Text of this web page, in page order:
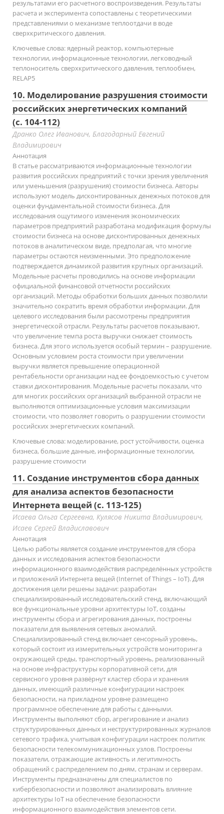
результатами его расчетного воспроизведения. Результаты
расчета и эксперимента сопоставлены с теоретическими
представлениями о механизме теплоотдачи в воде
сверхкритического давления.
Ключевые слова:ядерный реактор, компьютерные
технологии, информационные технологии, легководный
теплоноситель сверхкритического давления, теплообмен,
RELAP5
10. Моделирование разрушения стоимости
российских энергетических компаний
(с. 104-112)
Дранко Олег Иванович, Благодарный Евгений
Владимирович
Аннотация
В статье рассматриваются информационные технологии
развития российских предприятий с точки зрения увеличения
или уменьшения (разрушения) стоимости бизнеса. Авторы
используют модель дисконтированных денежных потоков для
оценки фундаментальной стоимости бизнеса. Для
исследования ощутимого изменения экономических
параметров предприятий разработана модификация формулы
стоимости бизнеса на основе дисконтированных денежных
потоков в аналитическом виде, предполагая, что многие
параметры остаются неизменными. Это предположение
подтверждается динамикой развития крупных организаций.
Модельные расчеты проводились на основе информации
официальной финансовой отчетности российских
организаций. Методы обработки больших данных позволили
значительно сократить время обработки информации. Для
целевого исследования были рассмотрены предприятия
энергетической отрасли. Результаты расчетов показывают,
что увеличение темпа роста выручки снижает стоимость
бизнеса. Для этого используется особый термин – разрушение.
Основным условием роста стоимости при увеличении
выручки является превышение операционной
рентабельности организации над ее фондоемкостью с учетом
ставки дисконтирования. Модельные расчеты показали, что
для многих российских организаций выбранной отрасли не
выполняются оптимизационные условия максимизации
стоимости, что позволяет говорить о разрушении стоимости
российских энергетических компаний.
Ключевые слова: моделирование, рост устойчивости, оценка
бизнеса, большие данные, информационные технологии,
разрушение стоимости
11. Создание инструментов сбора данных
для анализа аспектов безопасности
Интернета вещей (с. 113-125)
Исаева Ольга Сергеевна, Кулясов Никита Владимирович,
Исаев Сергей Владиславович
Аннотация
Целью работы является создание инструментов для сбора
данных и исследования аспектов безопасности
информационного взаимодействия распределённых устройств
и приложений Интернета вещей (Internet of Things – IoT). Для
достижения цели решены задачи: разработан
специализированный исследовательский стенд, включающий
все функциональные уровни архитектуры IoT, созданы
инструменты сбора и агрегирования данных, построены
показатели для выявления сетевых аномалий.
Специализированный стенд включает сенсорный уровень,
который состоит из измерительных устройств мониторинга
окружающей среды, транспортный уровень, реализованный
на основе инфраструктуры корпоративной сети, для
сервисного уровня развёрнут кластер сбора и хранения
данных, имеющий различные конфигурации настроек
безопасности, на прикладном уровне размещено
программное обеспечение для работы с данными.
Инструменты выполняют сбор, агрегирование и анализ
структурированных данных и неструктурированных журналов
сетевого трафика, учитывая конфигурации настроек политик
безопасности телекоммуникационных узлов. Построены
показатели, отражающие активность и легитимность
обращений с распределением по дням, странам и серверам.
Инструменты предназначены для специалистов по
кибербезопасности и позволяют анализировать влияние
архитектуры IoT на обеспечение безопасности
информационного взаимодействия элементов сети.